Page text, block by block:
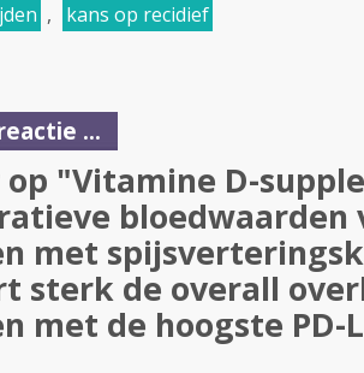
, kans op recidief
...
op "Vitamine D-
bloedwaarden
met
sterk de overall
met de hoogste PD-